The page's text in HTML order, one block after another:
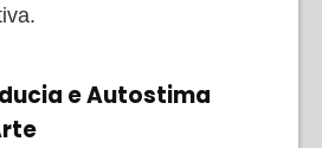
e Autostima